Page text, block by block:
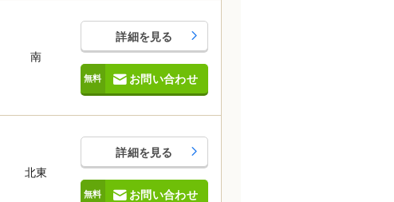
南
詳細を見る
お問い合わせ
北東
詳細を見る
お問い合わせ